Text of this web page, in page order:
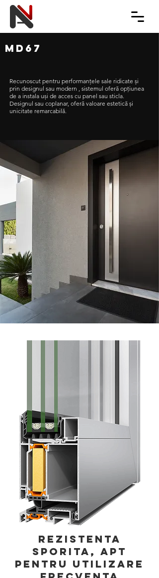
MD67
Recunoscut pentru performanțele sale ridicate și
prin designul sau modern , sistemul oferă opțiunea
de a instala uși de acces cu panel sau sticla.
Designul sau coplanar, oferă valoare estetică și
unicitate remarcabilă.
Rezistenta
sporita, apt
pentru utilizare